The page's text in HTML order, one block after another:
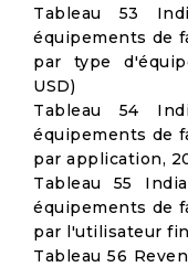
Tableau 53
équipements de
par type
USD)
Tableau 54
équipements de
par application,
Tableau 55
équipements de
par l'utilisateur
Tableau 56